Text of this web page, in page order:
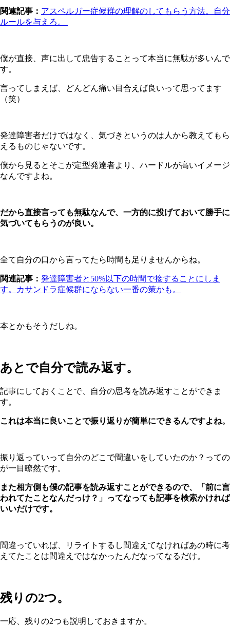
関連記事： アスペルガー症候群の理解のしてもらう方法。自分
ルールを与えろ。
僕が直接、声に出して忠告することって本当に無駄が多いんで
す。
言ってしまえば、どんどん痛い目合えば良いって思ってます
（笑）
発達障害者だけではなく、気づきというのは人から教えてもら
えるものじゃないです。
僕から見るとそこが定型発達者より、ハードルが高いイメージ
なんですよね。
だから直接言っても無駄なんで、一方的に投げておいて勝手に
気づいてもらうのが良い。
全て自分の口から言ってたら時間も足りませんからね。
関連記事： 発達障害者と50%以下の時間で接することにしま
す。カサンドラ症候群にならない一番の策かも。
本とかもそうだしね。
あとで自分で読み返す。
記事にしておくことで、自分の思考を読み返すことができま
す。
これは本当に良いことで振り返りが簡単にできるんですよね。
振り返っていって自分のどこで間違いをしていたのか？っての
が一目瞭然です。
また相方側も僕の記事を読み返すことができるので、「前に言
われてたことなんだっけ？」ってなっても記事を検索かければ
いいだけです。
間違っていれば、リライトするし間違えてなければあの時に考
えてたことは間違えではなかったんだなってなるだけ。
残りの2つ。
一応、残りの2つも説明しておきますか。